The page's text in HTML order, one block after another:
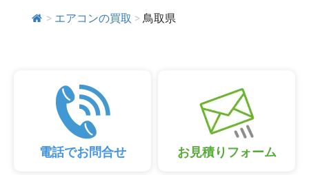
> エアコンの買取 > 鳥取県
電話でお問合せ お見積りフォーム